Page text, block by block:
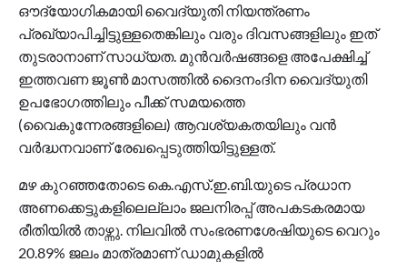
ഔദ്യോഗികമായി വൈദ്യുതി നിയന്ത്രണം
പ്രഖ്യാപിച്ചിട്ടുള്ളതെങ്കിലും വരും ദിവസങ്ങളിലും ഇത്
തുടരാനാണ് സാധ്യത. മുന്‍വര്‍ഷങ്ങളെ അപേക്ഷിച്ച്
ഇത്തവണ ജൂണ്‍ മാസത്തില്‍ ദൈനംദിന വൈദ്യുതി
ഉപഭോഗത്തിലും പീക്ക് സമയത്തെ
(വൈകുന്നേരങ്ങളിലെ) ആവശ്യകതയിലും വന്‍
വര്‍ദ്ധനവാണ് രേഖപ്പെടുത്തിയിട്ടുള്ളത്.
മഴ കുറഞ്ഞതോടെ കെ.എസ്.ഇ.ബി.യുടെ പ്രധാന
അണക്കെട്ടുകളിലെല്ലാം ജലനിരപ്പ് അപകടകരമായ
രീതിയില്‍ താഴ്ന്നു. നിലവില്‍ സംഭരണശേഷിയുടെ വെറും
20.89% ജലം മാത്രമാണ് ഡാമുകളില്‍